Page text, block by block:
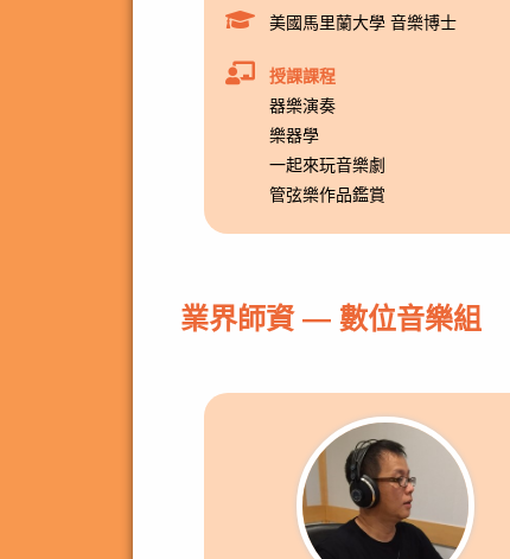
美國馬里蘭大學 音樂博士
授課課程
器樂演奏
樂器學
一起來玩音樂劇
管弦樂作品鑑賞
業界師資 — 數位音樂組